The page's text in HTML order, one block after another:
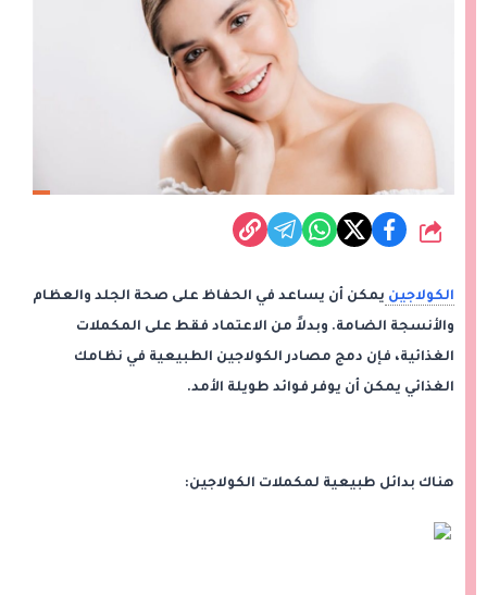
شارك
الكولاجين يمكن أن يساعد في الحفاظ على صحة الجلد والعظام
والأنسجة الضامة. وبدلاً من الاعتماد فقط على المكملات
الغذائية، فإن دمج مصادر الكولاجين الطبيعية في نظامك
الغذائي يمكن أن يوفر فوائد طويلة الأمد.
هناك بدائل طبيعية لمكملات الكولاجين: